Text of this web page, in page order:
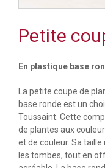
Petite
En plastique base
La petite coupe de
base ronde est un
Toussaint. Cette
de plantes aux
et de couleur. Sa
les tombes, tout en